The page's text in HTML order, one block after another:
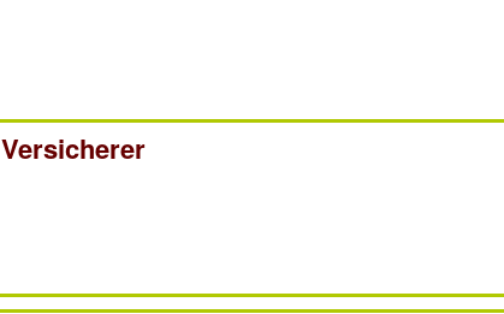
Versicherer